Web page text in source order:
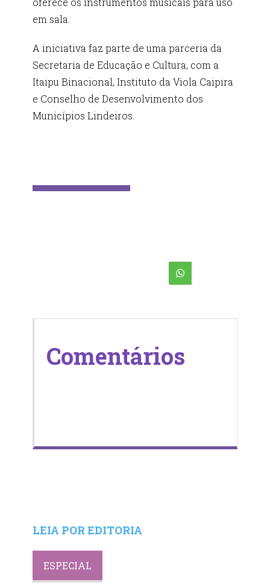
em sala.
A iniciativa faz parte de uma parceria da
Secretaria de Educação e Cultura, com a
Itaipu Binacional, Instituto da Viola Caipira
e Conselho de Desenvolvimento dos
Municípios Lindeiros.
Comentários
LEIA POR EDITORIA
ESPECIAL